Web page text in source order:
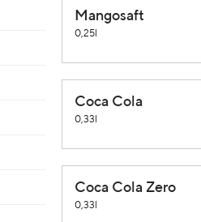
Mangosaft
0,25l
Coca Cola
0,33l
Coca Cola Zero
0,33l